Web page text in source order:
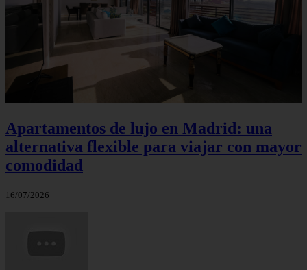
Apartamentos de lujo en Madrid: una
alternativa flexible para viajar con mayor
comodidad
16/07/2026